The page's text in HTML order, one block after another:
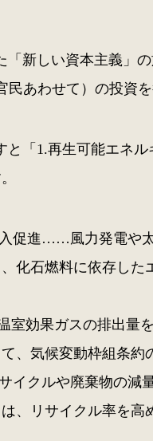
「新しい資本主義」
民あわせて）の投資
「1.再生可能エネ
促進……風力発電や
化石燃料に依存し
効果ガスの排出量
、気候変動枠組条約
クルや廃棄物の減
、リサイクル率を高